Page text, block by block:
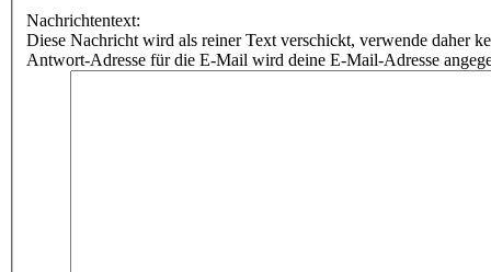
Nachrichtentext:
Diese Nachricht wird als reiner Text verschickt, verwende daher
Antwort-Adresse für die E-Mail wird deine E-Mail-Adresse